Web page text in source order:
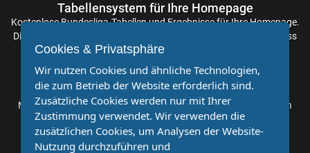
Conference
Tabelle
Formel
Tabellensystem für Ihre Homepage
KostenloseBundesliga-Tabellenund Ergebnisse für Ihre Homepage.
Die Aktualisierung der Ergebnisse erfolgt alle paar Minuten, sodass
Sie stets auf dem Laufenden sind. Einfache und schnelle
Partnervereine
Möchten Sie, dass auch Ihr Verein mehr Beachtung findet? Dann
sind Sie bei uns genau richtig. Wir suchen Ihren Verein für eine
kostenlose Kooperation. Veröffentlichen Sie Ihre Spielberichte,
Sportnachrichten und Aufrufe bei uns!
Cookies & Privatsphäre
Wir nutzen Cookies und ähnliche Technologien,
die zum Betrieb der Website erforderlich sind.
Zusätzliche Cookies werden nur mit Ihrer
Zustimmung verwendet. Wir verwenden die
zusätzlichen Cookies, um Analysen der Website-
Nutzung durchzuführen und